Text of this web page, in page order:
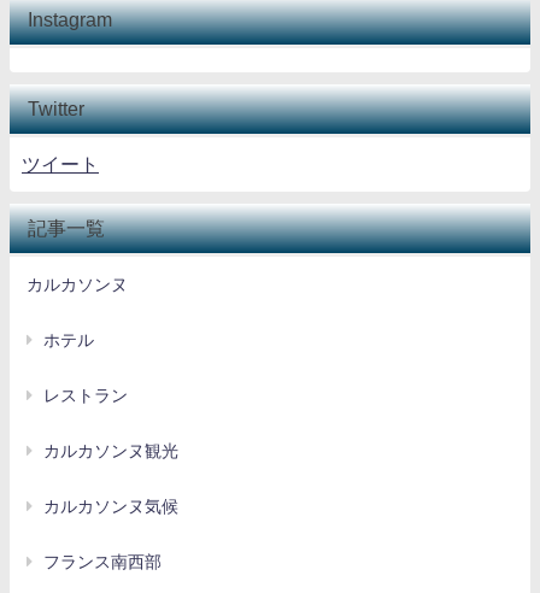
Instagram
Twitter
ツイート
記事一覧
カルカソンヌ
ホテル
レストラン
カルカソンヌ観光
カルカソンヌ気候
フランス南西部